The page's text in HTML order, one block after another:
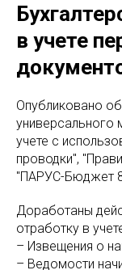
в учете
Опубликовано
универсального
учете с
проводки",
"ПАРУС-Бюджет
Доработаны
отработку в
– Извещения о
– Ведомости